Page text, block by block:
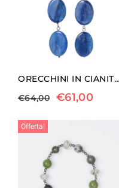
ORECCHINI IN CIANITE ED ARGENTO
€64,00 €61,00
Offerta!